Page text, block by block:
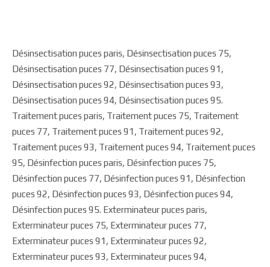
Désinsectisation puces paris, Désinsectisation puces 75,
Désinsectisation puces 77, Désinsectisation puces 91,
Désinsectisation puces 92, Désinsectisation puces 93,
Désinsectisation puces 94, Désinsectisation puces 95.
Traitement puces paris, Traitement puces 75, Traitement
puces 77, Traitement puces 91, Traitement puces 92,
Traitement puces 93, Traitement puces 94, Traitement puces
95, Désinfection puces paris, Désinfection puces 75,
Désinfection puces 77, Désinfection puces 91, Désinfection
puces 92, Désinfection puces 93, Désinfection puces 94,
Désinfection puces 95. Exterminateur puces paris,
Exterminateur puces 75, Exterminateur puces 77,
Exterminateur puces 91, Exterminateur puces 92,
Exterminateur puces 93, Exterminateur puces 94,